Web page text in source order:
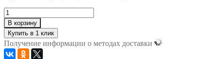
В корзину
Получение информации о методах доставки